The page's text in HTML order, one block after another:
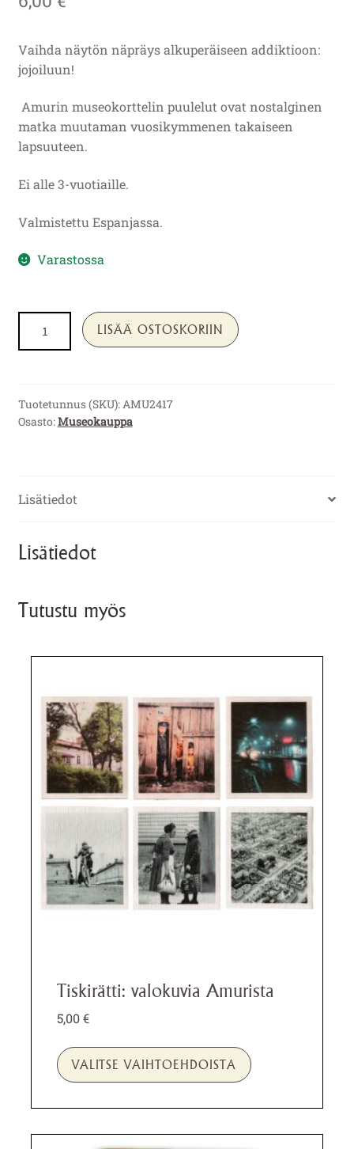
Vaihda näytön näpräys alkuperäiseen addiktioon:
jojoiluun!
Amurin museokorttelin puulelut ovat nostalginen
matka muutaman vuosikymmenen takaiseen
lapsuuteen.
Ei alle 3-vuotiaille.
Valmistettu Espanjassa.
Varastossa
museokortteli:
määrä
LISÄÄ OSTOSKORIIN
Tuotetunnus (SKU): AMU2417
Osasto:Museokauppa
Lisätiedot
Lisätiedot
Tutustu myös
Tiskirätti: valokuvia Amurista
5,00€
VALITSE VAIHTOEHDOISTA
on
useampi
muunnelma.
Voit
tehdä
valinnat